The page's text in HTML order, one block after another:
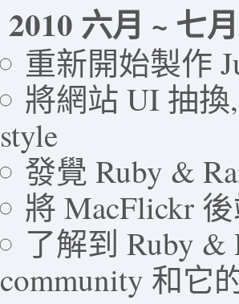
2010 六月 ~ 七月
重新開始製作
將網站 UI 抽換
style
發覺 Ruby &
將 MacFlickr
了解到 Ruby
community 和它